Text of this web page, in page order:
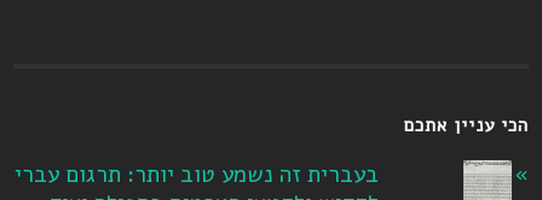
הכי עניין אתכם
בעברית זה נשמע טוב יותר: תרגום עברי